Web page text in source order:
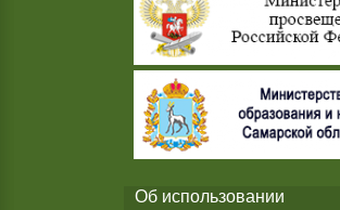
Об использовании